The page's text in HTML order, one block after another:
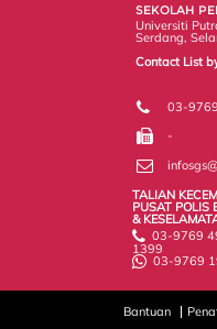
SEKOLAH
Universiti
Serdang,
Contact List
Staff and
03-
-
TALIAN
PUSAT POLIS
&
03-9769
1399
03-9769
Bantuan